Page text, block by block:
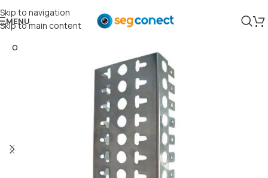
Skip to navigation
Skip to main content
MENU
ESGO
O